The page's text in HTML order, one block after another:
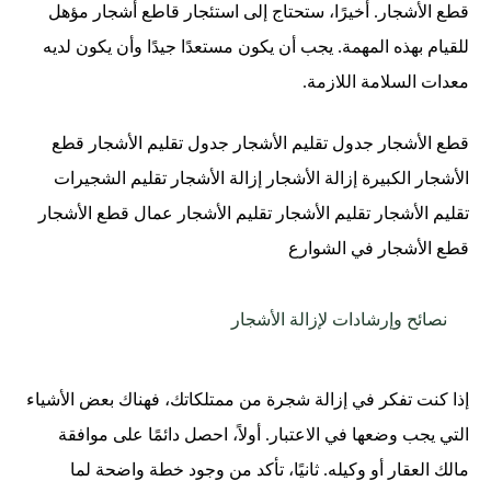
قطع الأشجار. أخيرًا، ستحتاج إلى استئجار قاطع أشجار مؤهل
للقيام بهذه المهمة. يجب أن يكون مستعدًا جيدًا وأن يكون لديه
معدات السلامة اللازمة.
قطع الأشجار جدول تقليم الأشجار جدول تقليم الأشجار قطع
الأشجار الكبيرة إزالة الأشجار إزالة الأشجار تقليم الشجيرات
تقليم الأشجار تقليم الأشجار تقليم الأشجار عمال قطع الأشجار
قطع الأشجار في الشوارع
نصائح وإرشادات لإزالة الأشجار
إذا كنت تفكر في إزالة شجرة من ممتلكاتك، فهناك بعض الأشياء
التي يجب وضعها في الاعتبار. أولاً، احصل دائمًا على موافقة
مالك العقار أو وكيله. ثانيًا، تأكد من وجود خطة واضحة لما